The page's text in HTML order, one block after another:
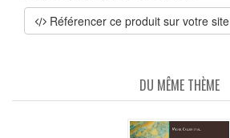
Référencer ce produit sur votre site
DU MÊME THÈME